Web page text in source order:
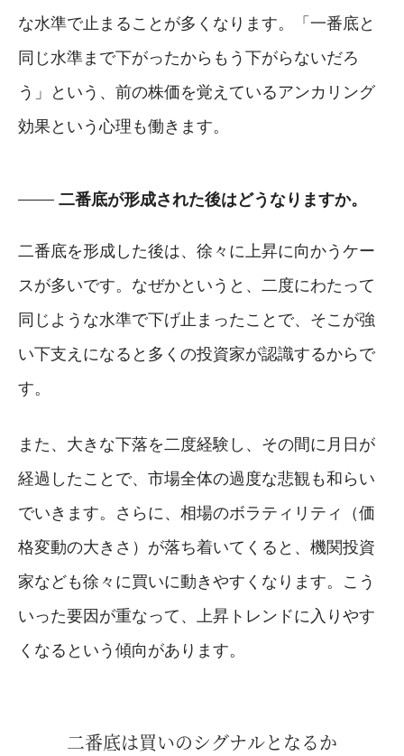
な水準で止まることが多くなります。「一番底と
同じ水準まで下がったからもう下がらないだろ
う」という、前の株価を覚えているアンカリング
効果という心理も働きます。
二番底が形成された後はどうなりますか。
二番底を形成した後は、徐々に上昇に向かうケー
スが多いです。なぜかというと、二度にわたって
同じような水準で下げ止まったことで、そこが強
い下支えになると多くの投資家が認識するからで
す。
また、大きな下落を二度経験し、その間に月日が
経過したことで、市場全体の過度な悲観も和らい
でいきます。さらに、相場のボラティリティ（価
格変動の大きさ）が落ち着いてくると、機関投資
家なども徐々に買いに動きやすくなります。こう
いった要因が重なって、上昇トレンドに入りやす
くなるという傾向があります。
二番底は買いのシグナルとなるか